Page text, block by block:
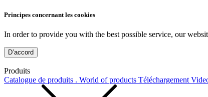
Principes concernant les cookies
In order to provide you with the best possible service, our
D’accord
Produits
Catalogue de produits . World of products Téléchargement